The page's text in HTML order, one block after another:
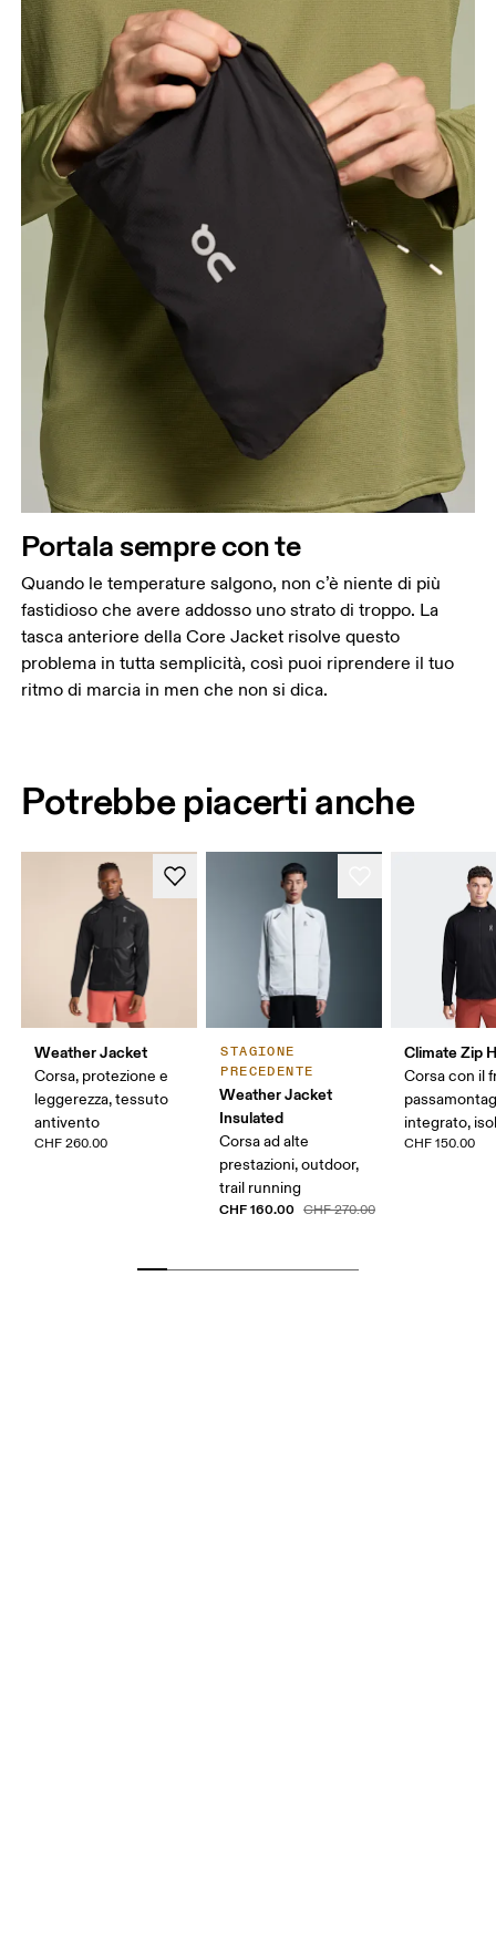
Portala sempre con te
Quando le temperature salgono, non c’è niente di più
fastidioso che avere addosso uno strato di troppo. La
tasca anteriore della Core Jacket risolve questo
problema in tutta semplicità, così puoi riprendere il tuo
ritmo di marcia in men che non si dica.
Potrebbe piacerti anche
Weather Jacket
Corsa, protezione e
leggerezza, tessuto
antivento
CHF 260.00
STAGIONE
PRECEDENTE
Weather Jacket
Insulated
Corsa ad alte
prestazioni, outdoor,
trail running
CHF 160.00 CHF 270.00
Climate Zip
Corsa con il
integrato,
CHF 150.00